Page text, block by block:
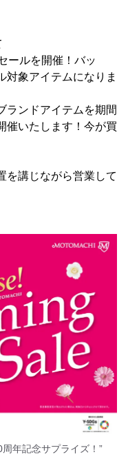
ールを開催！バッ
対象アイテムになりま
ランドアイテムを期間
催いたします！今が買
を講じながら営業して
年記念サプライズ！”